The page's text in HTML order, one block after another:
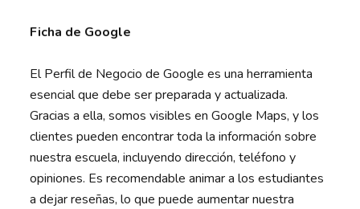
Ficha de Google
El Perfil de Negocio de Google es una herramienta
esencial que debe ser preparada y actualizada.
Gracias a ella, somos visibles en Google Maps, y los
clientes pueden encontrar toda la información sobre
nuestra escuela, incluyendo dirección, teléfono y
opiniones. Es recomendable animar a los estudiantes
a dejar reseñas, lo que puede aumentar nuestra